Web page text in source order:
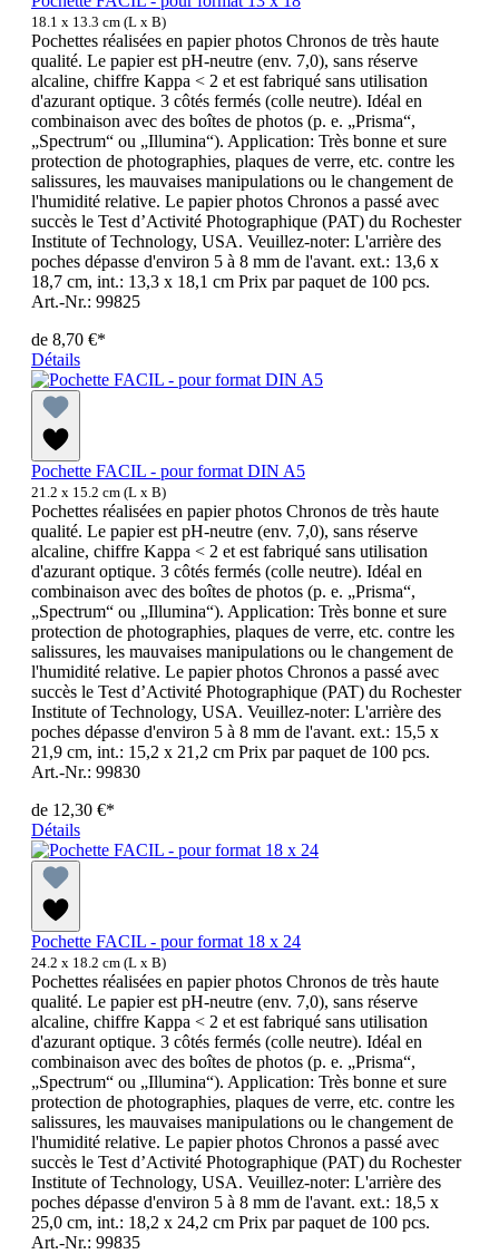
18.1 x 13.3 cm (L x B)
Pochettes réalisées en papier photos Chronos de très haute
qualité. Le papier est pH-neutre (env. 7,0), sans réserve
alcaline, chiffre Kappa < 2 et est fabriqué sans utilisation
d'azurant optique. 3 côtés fermés (colle neutre). Idéal en
combinaison avec des boîtes de photos (p. e. „Prisma“,
„Spectrum“ ou „Illumina“). Application: Très bonne et sure
protection de photographies, plaques de verre, etc. contre les
salissures, les mauvaises manipulations ou le changement de
l'humidité relative. Le papier photos Chronos a passé avec
succès le Test d’Activité Photographique (PAT) du Rochester
Institute of Technology, USA. Veuillez-noter: L'arrière des
poches dépasse d'environ 5 à 8 mm de l'avant. ext.: 13,6 x
18,7 cm, int.: 13,3 x 18,1 cm Prix par paquet de 100 pcs.
Art.-Nr.: 99825
de 8,70 €*
Détails
Pochette FACIL - pour format DIN A5
21.2 x 15.2 cm (L x B)
Pochettes réalisées en papier photos Chronos de très haute
qualité. Le papier est pH-neutre (env. 7,0), sans réserve
alcaline, chiffre Kappa < 2 et est fabriqué sans utilisation
d'azurant optique. 3 côtés fermés (colle neutre). Idéal en
combinaison avec des boîtes de photos (p. e. „Prisma“,
„Spectrum“ ou „Illumina“). Application: Très bonne et sure
protection de photographies, plaques de verre, etc. contre les
salissures, les mauvaises manipulations ou le changement de
l'humidité relative. Le papier photos Chronos a passé avec
succès le Test d’Activité Photographique (PAT) du Rochester
Institute of Technology, USA. Veuillez-noter: L'arrière des
poches dépasse d'environ 5 à 8 mm de l'avant. ext.: 15,5 x
21,9 cm, int.: 15,2 x 21,2 cm Prix par paquet de 100 pcs.
Art.-Nr.: 99830
de 12,30 €*
Détails
Pochette FACIL - pour format 18 x 24
24.2 x 18.2 cm (L x B)
Pochettes réalisées en papier photos Chronos de très haute
qualité. Le papier est pH-neutre (env. 7,0), sans réserve
alcaline, chiffre Kappa < 2 et est fabriqué sans utilisation
d'azurant optique. 3 côtés fermés (colle neutre). Idéal en
combinaison avec des boîtes de photos (p. e. „Prisma“,
„Spectrum“ ou „Illumina“). Application: Très bonne et sure
protection de photographies, plaques de verre, etc. contre les
salissures, les mauvaises manipulations ou le changement de
l'humidité relative. Le papier photos Chronos a passé avec
succès le Test d’Activité Photographique (PAT) du Rochester
Institute of Technology, USA. Veuillez-noter: L'arrière des
poches dépasse d'environ 5 à 8 mm de l'avant. ext.: 18,5 x
25,0 cm, int.: 18,2 x 24,2 cm Prix par paquet de 100 pcs.
Art.-Nr.: 99835